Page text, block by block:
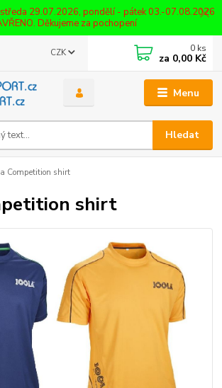
29.07.2026, pondělí - pátek 03.-07.08.2026
Děkujeme za pochopení
Menu
CZK
Hledat
0 ks
za 0,00 Kč
Competition shirt
shirt